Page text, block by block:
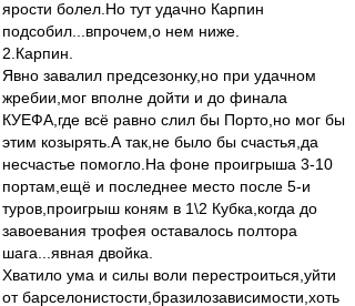
ярости болел.Но тут удачно Карпин
подсобил...впрочем,о нем ниже.
2.Карпин.
Явно завалил предсезонку,но при удачном
жребии,мог вполне дойти и до финала
КУЕФА,где всё равно слил бы Порто,но мог бы
этим козырять.А так,не было бы счастья,да
несчастье помогло.На фоне проигрыша 3-10
портам,ещё и последнее место после 5-и
туров,проигрыш коням в 1\2 Кубка,когда до
завоевания трофея оставалось полтора
шага...явная двойка.
Хватило ума и силы воли перестроиться,уйти
от барселонистости,бразилозависимости,хоть